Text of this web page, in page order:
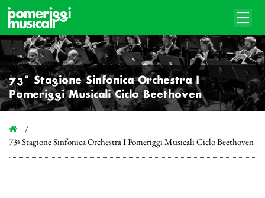
73ª Stagione Sinfonica Orchestra I
Pomeriggi Musicali Ciclo Beethoven
73ª Stagione Sinfonica Orchestra I Pomeriggi Musicali Ciclo Beethoven